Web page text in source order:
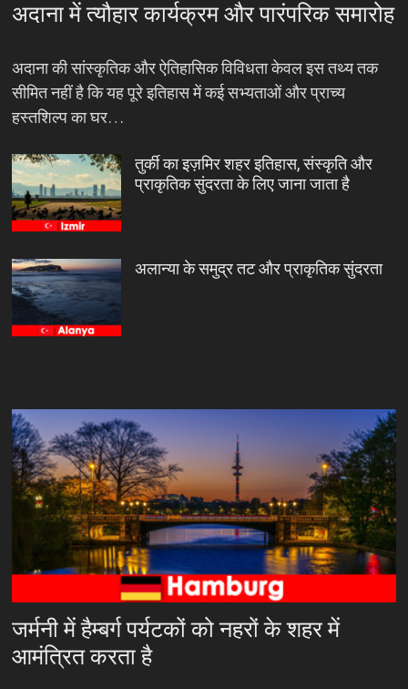
अदाना में त्यौहार कार्यक्रम और पारंपरिक समारोह
अदाना की सांस्कृतिक और ऐतिहासिक विविधता केवल इस तथ्य तक
सीमित नहीं है कि यह पूरे इतिहास में कई सभ्यताओं और प्राच्य
हस्तशिल्प का घर…
तुर्की का इज़मिर शहर इतिहास, संस्कृति और
प्राकृतिक सुंदरता के लिए जाना जाता है
अलान्या के समुद्र तट और प्राकृतिक सुंदरता
जर्मनी में हैम्बर्ग पर्यटकों को नहरों के शहर में
आमंत्रित करता है